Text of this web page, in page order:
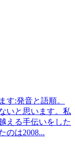
す:発音と語順。
いと思います。私
える手伝いをした
のは2008...